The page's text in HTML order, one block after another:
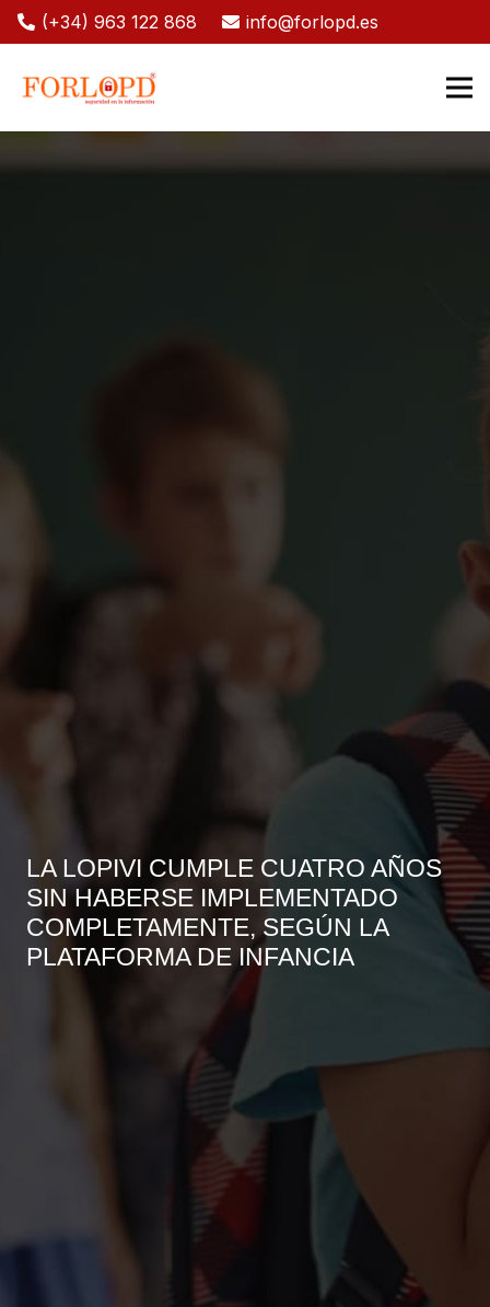
(+34) 963 122 868 info@forlopd.es
LA LOPIVI CUMPLE CUATRO AÑOS
SIN HABERSE IMPLEMENTADO
COMPLETAMENTE, SEGÚN LA
PLATAFORMA DE INFANCIA